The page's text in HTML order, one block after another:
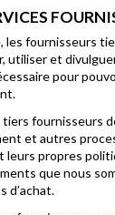
les fournisseurs
utiliser et
pour
fournisseurs
et autres
leurs propres
que nous
d’achat.